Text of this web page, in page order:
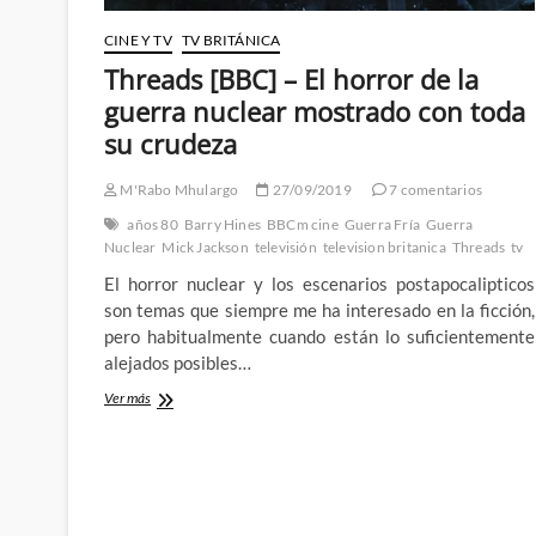
CINE Y TV TV BRITÁNICA
Threads [BBC] – El horror de la
guerra nuclear mostrado con toda
su crudeza
M'Rabo Mhulargo 27/09/2019
7 comentarios
años 80 Barry Hines BBCm cine Guerra Fría Guerra
Nuclear Mick Jackson televisión television britanica Threads tv
El horror nuclear y los escenarios postapocalipticos
son temas que siempre me ha interesado en la ficción,
pero habitualmente cuando están lo suficientemente
alejados posibles…
Ver másThreads